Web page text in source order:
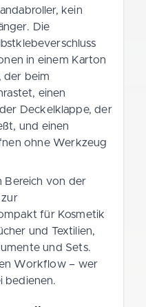
kein
Die
in einem Karton
der beim
einen
Deckelklappe, der
und einen
ohne Werkzeug
Bereich von der
zur
für Kosmetik
und Textilien,
und Sets.
Workflow – wer
bedienen.